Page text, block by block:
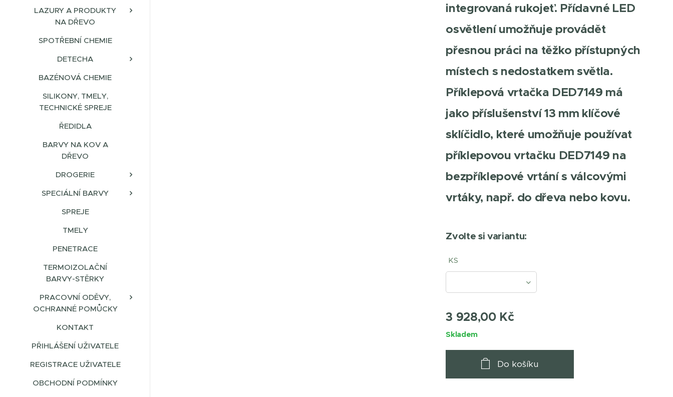
LAZURY A PRODUKTY
NA DŘEVO
SPOTŘEBNÍ CHEMIE
DETECHA
BAZÉNOVÁ CHEMIE
SILIKONY, TMELY,
TECHNICKÉ SPREJE
ŘEDIDLA
BARVY NA KOV A
DŘEVO
DROGERIE
SPECIÁLNÍ BARVY
SPREJE
TMELY
PENETRACE
TERMOIZOLAČNÍ
BARVY-STĚRKY
PRACOVNÍ ODĚVY,
OCHRANNÉ POMŮCKY
KONTAKT
PŘIHLÁŠENÍ UŽIVATELE
REGISTRACE UŽIVATELE
OBCHODNÍ PODMÍNKY
integrovaná rukojeť. Přídavné LED
osvětlení umožňuje provádět
přesnou práci na těžko přístupných
místech s nedostatkem světla.
Příklepová vrtačka DED7149 má
jako příslušenství 13 mm klíčové
sklíčidlo, které umožňuje používat
příklepovou vrtačku DED7149 na
bezpříklepové vrtání s válcovými
vrtáky, např. do dřeva nebo kovu.
Zvolte si variantu:
KS
3 928,00Kč
Skladem
Do košíku